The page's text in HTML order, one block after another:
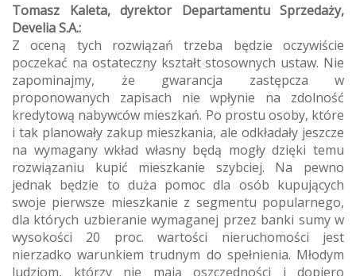
Tomasz Kaleta, dyrektor Departamentu Sprzedaży,
Develia S.A.:
Z oceną tych rozwiązań trzeba będzie oczywiście
poczekać na ostateczny kształt stosownych ustaw. Nie
zapominajmy, że gwarancja zastępcza w
proponowanych zapisach nie wpłynie na zdolność
kredytową nabywców mieszkań. Po prostu osoby, które
i tak planowały zakup mieszkania, ale odkładały jeszcze
na wymagany wkład własny będą mogły dzięki temu
rozwiązaniu kupić mieszkanie szybciej. Na pewno
jednak będzie to duża pomoc dla osób kupujących
swoje pierwsze mieszkanie z segmentu popularnego,
dla których uzbieranie wymaganej przez banki sumy w
wysokości 20 proc. wartości nieruchomości jest
nierzadko warunkiem trudnym do spełnienia. Młodym
ludziom, którzy nie mają oszczędności i dopiero